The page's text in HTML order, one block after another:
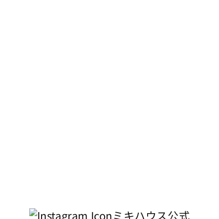
ミキハウス公式